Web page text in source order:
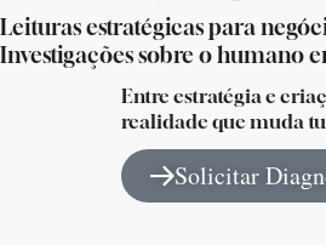
Leituras estratégicas para
Investigações sobre o humano
Entre estratégia e
realidade que muda
Solicitar